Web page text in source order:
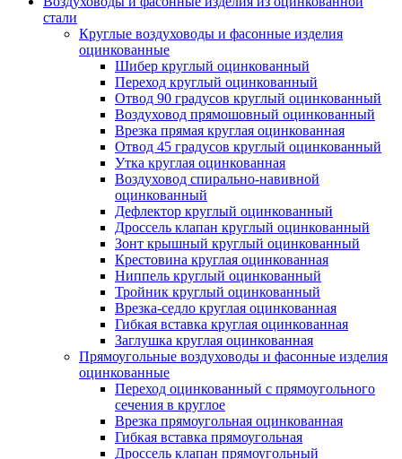
стали
Круглые воздуховоды и фасонные изделия
оцинкованные
Шибер круглый оцинкованный
Переход круглый оцинкованный
Отвод 90 градусов круглый оцинкованный
Воздуховод прямошовный оцинкованный
Врезка прямая круглая оцинкованная
Отвод 45 градусов круглый оцинкованный
Утка круглая оцинкованная
Воздуховод спирально-навивной
оцинкованный
Дефлектор круглый оцинкованный
Дроссель клапан круглый оцинкованный
Зонт крышный круглый оцинкованный
Крестовина круглая оцинкованная
Ниппель круглый оцинкованный
Тройник круглый оцинкованный
Врезка-седло круглая оцинкованная
Гибкая вставка круглая оцинкованная
Заглушка круглая оцинкованная
Прямоугольные воздуховоды и фасонные изделия
оцинкованные
Переход оцинкованный с прямоугольного
сечения в круглое
Врезка прямоугольная оцинкованная
Гибкая вставка прямоугольная
Дроссель клапан прямоугольный